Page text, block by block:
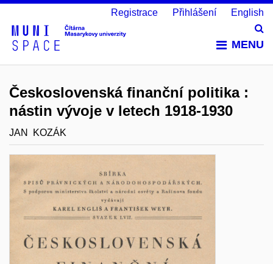
MENU
Registrace Přihlášení English
Československá finanční politika :
nástin vývoje v letech 1918-1930
JAN KOZÁK